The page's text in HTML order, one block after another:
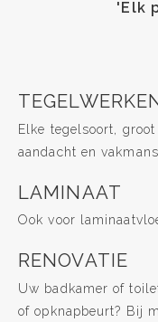
'Elk
Elke tegelsoort,
aandacht en
LAMINAAT
Ook voor
RENOVATIE
Uw badkamer of
of opknapbeurt? Bij